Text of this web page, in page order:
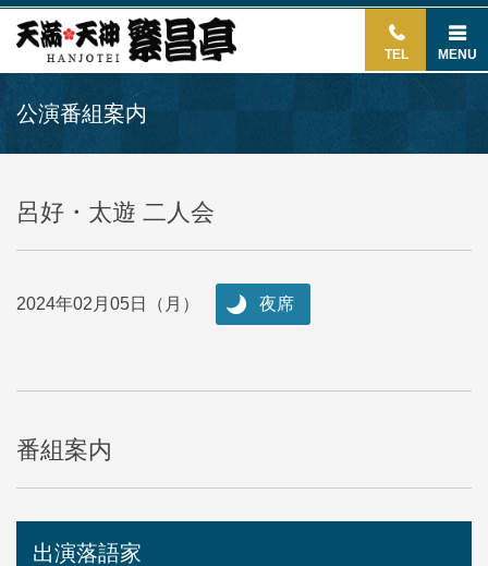
TEL MENU
公演番組案内
呂好・太遊 二人会
2024年02月05日（月） 夜席
番組案内
出演落語家